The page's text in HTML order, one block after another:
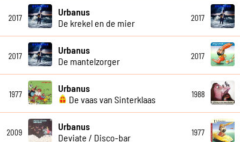
2017
Urbanus
De krekel en de mier
2017
2017
Urbanus
De mantelzorger
2017
1977
Urbanus
De vaas van Sinterklaas
1988
2009
Urbanus
Deviate / Disco-bar
1977